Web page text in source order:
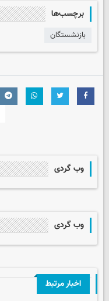
برچسب‌ها
بازنشستگان
وب گردی
وب گردی
اخبار مرتبط